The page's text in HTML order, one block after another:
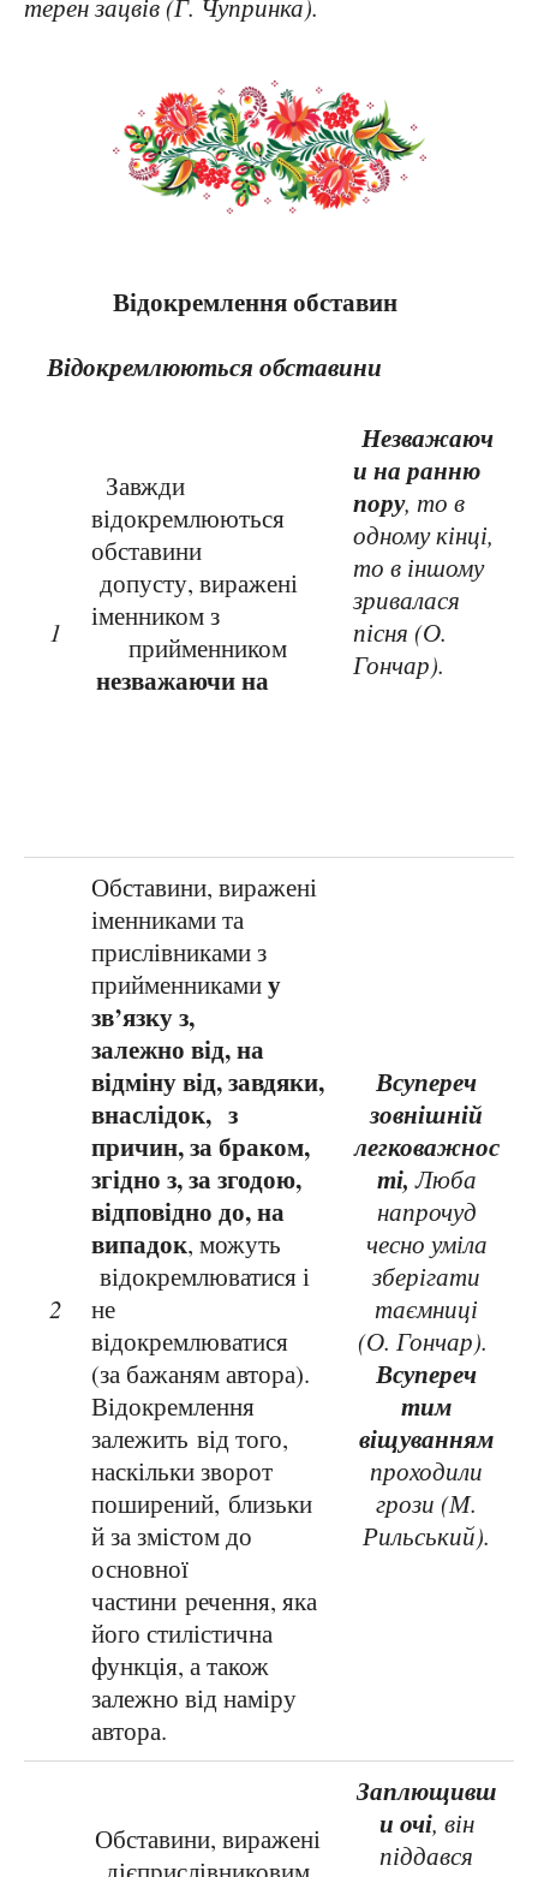
терен зацвів (Г. Чупринка).
Відокремлення обставин
Відокремлюються обставини
1
Завжди
відокремлюються
обставини
допусту, виражені
іменником з
прийменником
незважаючи на
Незважаюч
и на ранню
пору, то в
одному кінці,
то в іншому
зривалася
пісня (О.
Гончар).
2
Обставини, виражені
іменниками та
прислівниками з
прийменникамиу
зв’язку з,
залежно від, на
відміну від, завдяки,
внаслідок, з
причин, за браком,
згідно з, за згодою,
відповідно до, на
випадок, можуть
відокремлюватися і
не
відокремлюватися
(за бажаням автора).
Відокремлення
залежить від того,
наскільки зворот
поширений, близьки
й за змістом до
основної
частини речення, яка
його стилістична
функція, а також
залежно від наміру
автора.
Всупереч
зовнішній
легковажнос
ті, Люба
напрочуд
чесно уміла
зберігати
таємниці
(О. Гончар).
Всупереч
тим
віщуванням
проходили
грози (М.
Рильський).
Обставини, виражені
Заплющивш
и очі, він
піддався